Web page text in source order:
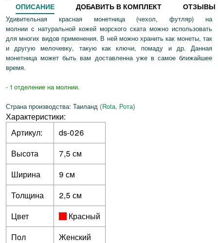
ОПИСАНИЕ ДОБАВИТЬ В КОМПЛЕКТ ОТЗЫВЫ
Удивительная красная монетница (чехол, футляр) на
молнии с натуральной кожей морского ската можно использовать
для многих видов применения. В ней можно хранить как монеты, так
и другую мелочевку, такую как ключи, помаду и др. Данная
монетница может быть вам доставленна уже в самое ближайшее
время.
- 1 отделение на молнии.
Страна производства: Таиланд (Rota, Рота)
Характеристики:
Артикул:
ds-026
Высота
7,5 см
Ширина
9 см
Толщина
2,5 см
Цвет
Красный
Пол
Женский